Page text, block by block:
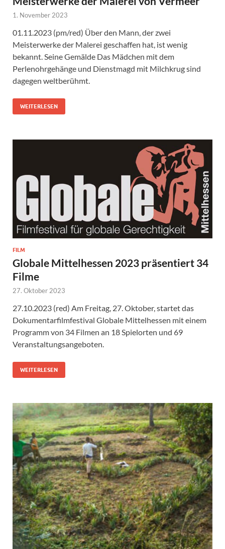
1. November 2023
01.11.2023 (pm/red) Über den Mann, der zwei
Meisterwerke der Malerei geschaffen hat, ist wenig
bekannt. Seine Gemälde Das Mädchen mit dem
Perlenohrgehänge und Dienstmagd mit Milchkrug sind
dagegen weltberühmt.
WEITERLESEN
FILM
Globale Mittelhessen 2023 präsentiert 34
Filme
27. Oktober 2023
27.10.2023 (red) Am Freitag, 27. Oktober, startet das
Dokumentarfilmfestival Globale Mittelhessen mit einem
Programm von 34 Filmen an 18 Spielorten und 69
Veranstaltungsangeboten.
WEITERLESEN